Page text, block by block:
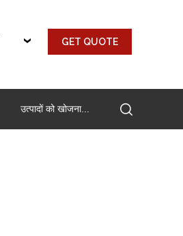
GET QUOTE